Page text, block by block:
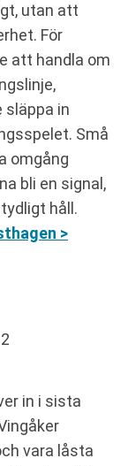
utan att
För
att handla om
in
Små
omgång
bli en signal,
håll.
>
in i sista
vara låsta